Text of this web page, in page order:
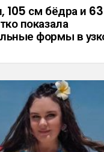
105 см бёдра и
показала
формы в